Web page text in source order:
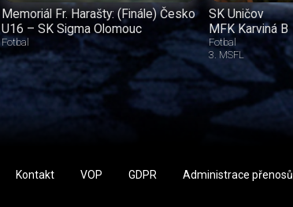
Memoriál Fr. Harašty: (Finále) Česko
U16 – SK Sigma Olomouc
Fotbal
SK Uničov
MFK Karviná B
Fotbal
3. MSFL
Kontakt VOP GDPR Administrace přenosů